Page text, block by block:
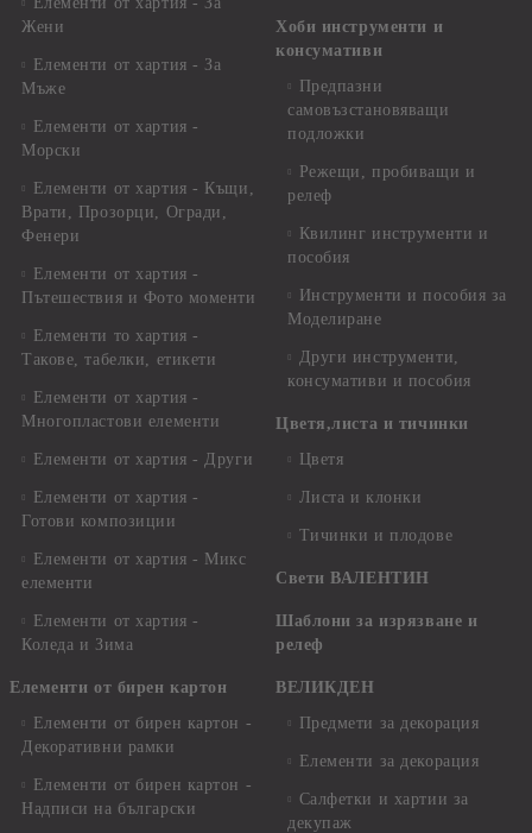
Жени
Елементи от хартия - За
Мъже
Елементи от хартия -
Морски
Елементи от хартия - Къщи,
Врати, Прозорци, Огради,
Фенери
Елементи от хартия -
Пътешествия и Фото моменти
Елементи то хартия -
Такове, табелки, етикети
Елементи от хартия -
Многопластови елементи
Елементи от хартия - Други
Елементи от хартия -
Готови композиции
Елементи от хартия - Микс
елементи
Елементи от хартия -
Коледа и Зима
Елементи от бирен картон
Елементи от бирен картон -
Декоративни рамки
Елементи от бирен картон -
Надписи на български
Хоби инструменти и
консумативи
Предпазни
самовъзстановяващи
подложки
Режещи, пробиващи и
релеф
Квилинг инструменти и
пособия
Инструменти и пособия за
Моделиране
Други инструменти,
консумативи и пособия
Цветя,листа и тичинки
Цветя
Листа и клонки
Тичинки и плодове
Свети ВАЛЕНТИН
Шаблони за изрязване и
релеф
ВЕЛИКДЕН
Предмети за декорация
Елементи за декорация
Салфетки и хартии за
декупаж